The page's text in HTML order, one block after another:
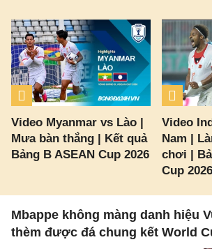
Video Myanmar vs Lào |
Mưa bàn thắng | Kết quả
Bảng B ASEAN Cup 2026
Video
Nam |
chơi |
Cup 2026
Mbappe không màng danh hiệu
thèm được đá chung kết World